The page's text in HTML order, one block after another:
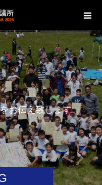
お伝え致します。